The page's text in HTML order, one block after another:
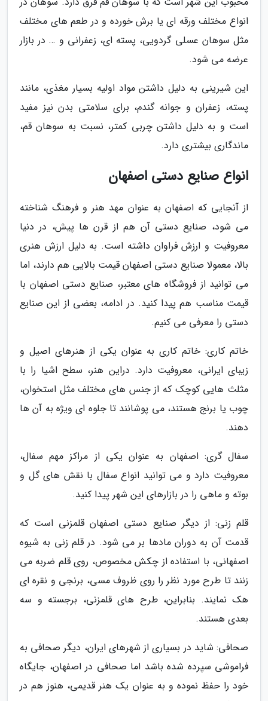
انواع مختلف ورقه ای یا برش خورده و در طعم های مختلف
مثل سوهان عسلی گردویی، پسته ای، زعفرانی و … در بازار
عرضه می شود.
این شیرینی به دلیل داشتن مواد اولیه بسیار مغذی، مانند
پسته، زعفران و جوانه گندم، برای سلامتی بدن نیز مفید
است و به دلیل داشتن چربی کمتر، نسبت به سوهان قم،
ماندگاری بیشتری دارد.
انواع صنایع دستی اصفهان
از آنجایی که اصفهان به عنوان مهد هنر و فرهنگ شناخته
می شود، صنایع دستی آن هم از قرن ها پیش، در دنیا
معروفیت و ارزش فراوان داشته است. به دلیل ارزش هنری
بالا، معمولا صنایع دستی اصفهان قیمت بالایی هم دارند، اما
می توانید از فروشگاه های معتبر، صنایع دستی اصفهان با
قیمت مناسب هم پیدا کنید. در ادامه، بعضی از این صنایع
دستی را معرفی می کنیم.
خاتم کاری: خاتم کاری به عنوان یکی از هنرهای اصیل و
زیبای ایرانی، معروفیت دارد. دراین هنر، سطح اشیا را با
مثلث هایی کوچک که از جنس های مختلف مثل استخوان،
چوب یا برنج هستند، می پوشانند تا جلوه ای ویژه به آن ها
دهند.
سفال گری: اصفهان به عنوان یکی از مراکز مهم سفال،
معروفیت دارد و می توانید انواع سفال با نقش های گل و
بوته و ماهی را در بازارهای این شهر پیدا کنید.
قلم زنی: از دیگر صنایع دستی اصفهان قلمزنی است که
قدمت آن به دوران مادها بر می شود. در قلم زنی به شیوه
اصفهانی، با استفاده از چکش مخصوص، روی قلم ضربه می
زنند تا طرح مورد نظر را روی ظروف مسی، برنجی و نقره ای
هک نمایند. بنابراین، طرح های قلمزنی، برجسته و سه
بعدی هستند.
صحافی: شاید در بسیاری از شهرهای ایران، دیگر صحافی به
فراموشی سپرده شده باشد اما صحافی در اصفهان، جایگاه
خود را حفظ نموده و به عنوان یک هنر قدیمی، هنوز هم در